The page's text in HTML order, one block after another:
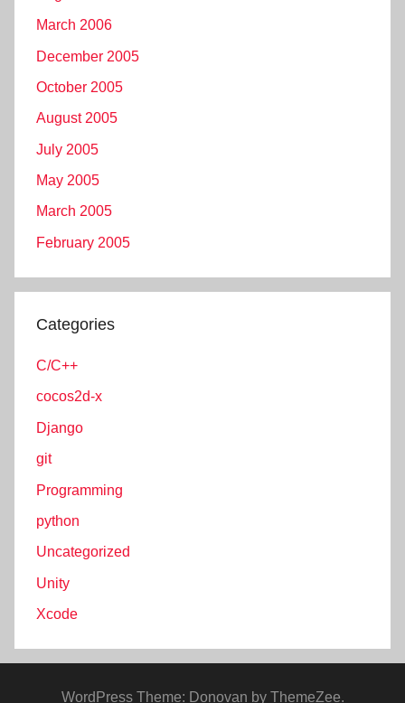
March 2006
December 2005
October 2005
August 2005
July 2005
May 2005
March 2005
February 2005
Categories
C/C++
cocos2d-x
Django
git
Programming
python
Uncategorized
Unity
Xcode
WordPress Theme: Donovan by ThemeZee.